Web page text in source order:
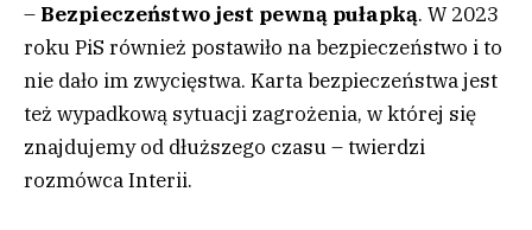
– Bezpieczeństwo jest pewną pułapką. W 2023
roku PiS również postawiło na bezpieczeństwo i to
nie dało im zwycięstwa. Karta bezpieczeństwa jest
też wypadkową sytuacji zagrożenia, w której się
znajdujemy od dłuższego czasu – twierdzi
rozmówca Interii.